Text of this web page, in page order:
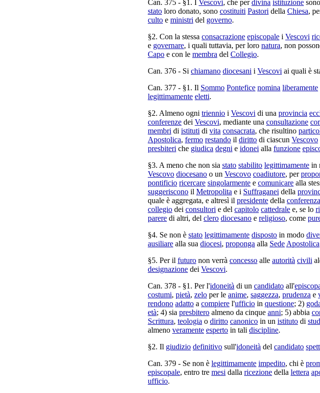
Can. 375 - §1. I Vescovi, che perdivina istituzione sono
stato loro donato, sono costituiti Pastori della Chiesa,
culto e ministri del governo.
§2. Con la stessa consacrazione episcopale i Vescovi
e governare, i quali tuttavia, per loro natura, non
Capo e con le membra del Collegio.
Can. 376 - Si chiamano diocesani i Vescovi ai quali è
Can. 377 - §1. Il Sommo Pontefice nomina liberamente
legittimamente eletti.
§2. Almeno ogni triennio i Vescovi di una provincia
conferenze dei Vescovi, mediante una consultazione
membri di istituti di vita consacrata, che risultino
Apostolica, fermo restando il diritto di ciascun Vescovo
presbiteri che giudica degni e idonei alla funzione
§3. A meno che non sia stato stabilito legittimamente in
Vescovo diocesano o un Vescovo coadiutore, per
pontificio ricercare singolarmente e comunicare alla
suggeriscono il Metropolita e i Suffraganei della
quale è aggregata, e altresì il presidente della conferenza
collegio dei consultori e del capitolo cattedrale e, se lo
parere di altri, del clero diocesano e religioso, come
§4. Se non è stato legittimamente disposto in modo
ausiliare alla sua diocesi, proponga alla Sede Apostolica
§5. Per il futuro non verrà concesso alle autorità civili
designazione dei Vescovi.
Can. 378 - §1. Per l'idoneità di un candidato all'
costumi, pietà, zelo per le anime, saggezza, prudenza e
rendono adatto a compiere l'ufficio in questione; 2)
età; 4) sia presbitero almeno da cinque anni; 5) abbia
Scrittura, teologia o diritto canonico in un istituto di
almeno veramente esperto in tali discipline.
§2. Il giudizio definitivo sull'idoneità del candidato
Can. 379 - Se non è legittimamente impedito, chi è
episcopale, entro tre mesi dalla ricezione della lettera
ufficio.